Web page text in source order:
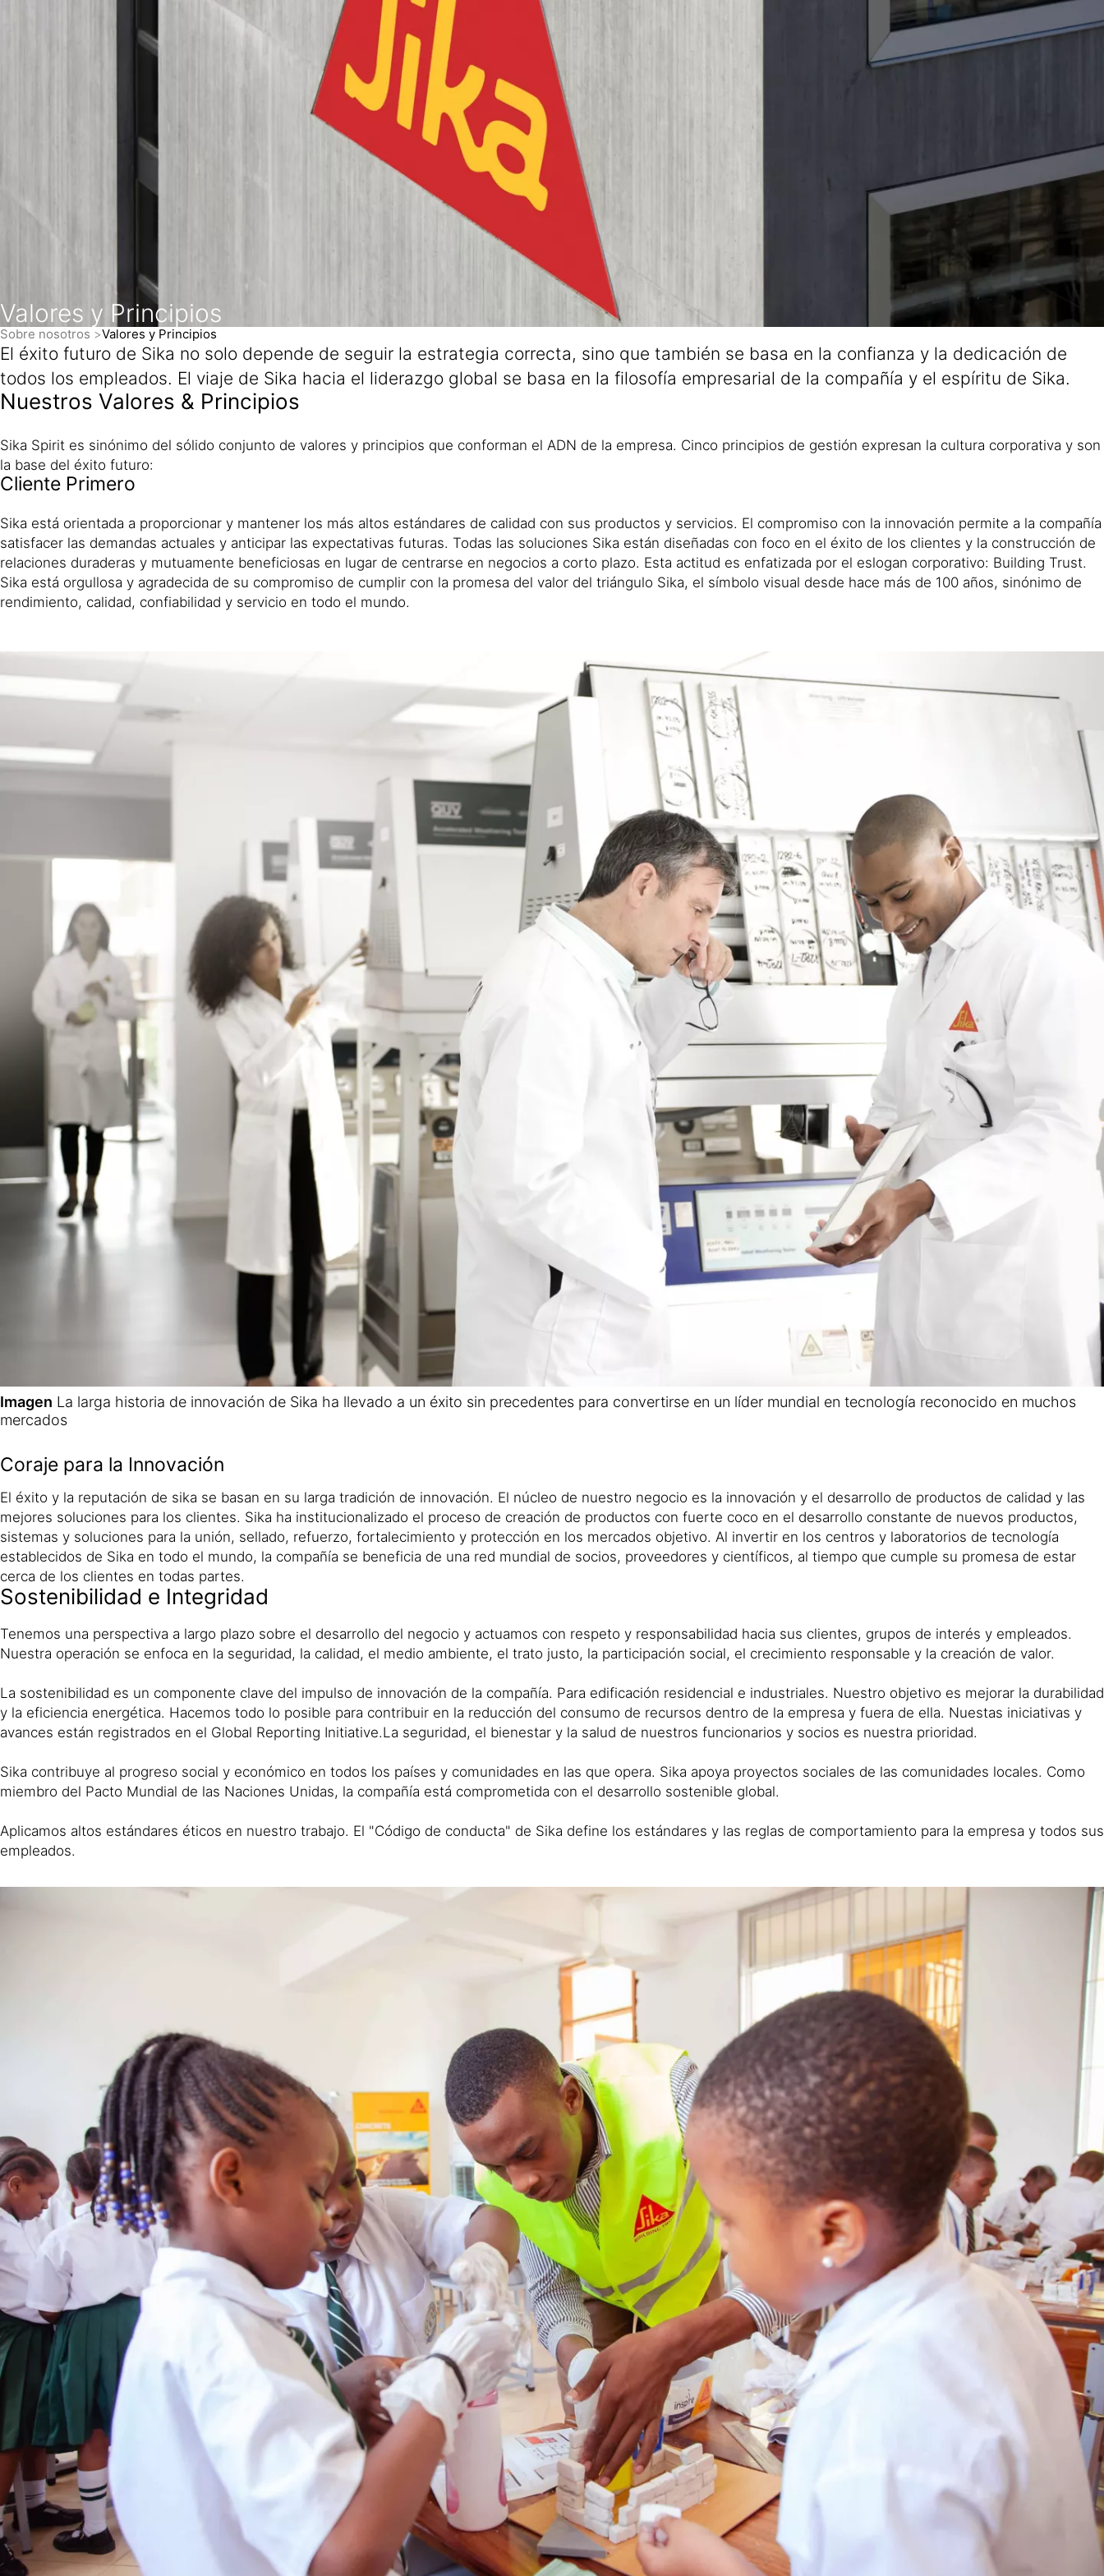
Valores y Principios
Sobre nosotros Valores y Principios
El éxito futuro de Sika no solo depende de seguir la estrategia correcta, sino que también se basa en la confianza y la dedicación de
todos los empleados. El viaje de Sika hacia el liderazgo global se basa en la filosofía empresarial de la compañía y el espíritu de Sika.
Nuestros Valores & Principios
Sika Spirit es sinónimo del sólido conjunto de valores y principios que conforman el ADN de la empresa. Cinco principios de gestión expresan la cultura corporativa y son
la base del éxito futuro:
Cliente Primero
Sika está orientada a proporcionar y mantener los más altos estándares de calidad con sus productos y servicios. El compromiso con la innovación permite a la compañía
satisfacer las demandas actuales y anticipar las expectativas futuras. Todas las soluciones Sika están diseñadas con foco en el éxito de los clientes y la construcción de
relaciones duraderas y mutuamente beneficiosas en lugar de centrarse en negocios a corto plazo. Esta actitud es enfatizada por el eslogan corporativo: Building Trust.
Sika está orgullosa y agradecida de su compromiso de cumplir con la promesa del valor del triángulo Sika, el símbolo visual desde hace más de 100 años, sinónimo de
rendimiento, calidad, confiabilidad y servicio en todo el mundo.
Coraje para la Innovación
El éxito y la reputación de sika se basan en su larga tradición de innovación. El núcleo de nuestro negocio es la innovación y el desarrollo de productos de calidad y las
mejores soluciones para los clientes. Sika ha institucionalizado el proceso de creación de productos con fuerte coco en el desarrollo constante de nuevos productos,
sistemas y soluciones para la unión, sellado, refuerzo, fortalecimiento y protección en los mercados objetivo. Al invertir en los centros y laboratorios de tecnología
establecidos de Sika en todo el mundo, la compañía se beneficia de una red mundial de socios, proveedores y científicos, al tiempo que cumple su promesa de estar
cerca de los clientes en todas partes.
Imagen La larga historia de innovación de Sika ha llevado a un éxito sin precedentes para convertirse en un líder mundial en tecnología reconocido en muchos
mercados
Sostenibilidad e Integridad
Tenemos una perspectiva a largo plazo sobre el desarrollo del negocio y actuamos con respeto y responsabilidad hacia sus clientes, grupos de interés y empleados.
Nuestra operación se enfoca en la seguridad, la calidad, el medio ambiente, el trato justo, la participación social, el crecimiento responsable y la creación de valor.
La sostenibilidad es un componente clave del impulso de innovación de la compañía. Para edificación residencial e industriales. Nuestro objetivo es mejorar la durabilidad
y la eficiencia energética. Hacemos todo lo posible para contribuir en la reducción del consumo de recursos dentro de la empresa y fuera de ella. Nuestas iniciativas y
avances están registrados en el Global Reporting Initiative.La seguridad, el bienestar y la salud de nuestros funcionarios y socios es nuestra prioridad.
Sika contribuye al progreso social y económico en todos los países y comunidades en las que opera. Sika apoya proyectos sociales de las comunidades locales. Como
miembro del Pacto Mundial de las Naciones Unidas, la compañía está comprometida con el desarrollo sostenible global.
Aplicamos altos estándares éticos en nuestro trabajo. El "Código de conducta" de Sika define los estándares y las reglas de comportamiento para la empresa y todos sus
empleados.